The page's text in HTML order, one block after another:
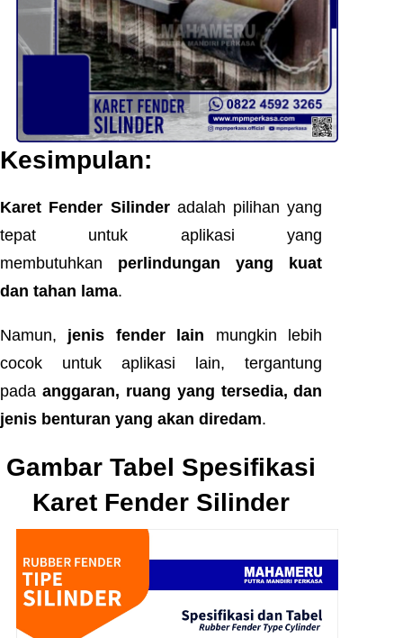
Kesimpulan:
Karet Fender Silinderadalah pilihan yang
tepat untuk aplikasi yang
membutuhkan perlindungan yang kuat
dan tahan lama.
Namun, jenis fender lain mungkin lebih
cocok untuk aplikasi lain, tergantung
pada anggaran, ruang yang tersedia, dan
jenis benturan yang akan diredam.
Gambar Tabel Spesifikasi
Karet Fender Silinder